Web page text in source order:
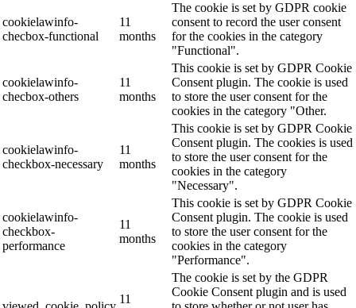
cookielawinfo-
checbox-functional
11
months
The cookie is set by GDPR cookie
consent to record the user consent
for the cookies in the category
"Functional".
cookielawinfo-
checbox-others
11
months
This cookie is set by GDPR Cookie
Consent plugin. The cookie is used
to store the user consent for the
cookies in the category "Other.
cookielawinfo-
checkbox-necessary
11
months
This cookie is set by GDPR Cookie
Consent plugin. The cookies is used
to store the user consent for the
cookies in the category
"Necessary".
cookielawinfo-
checkbox-
performance
11
months
This cookie is set by GDPR Cookie
Consent plugin. The cookie is used
to store the user consent for the
cookies in the category
"Performance".
11
The cookie is set by the GDPR
Cookie Consent plugin and is used